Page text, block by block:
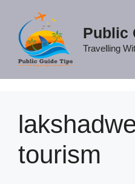
content
Public
Travelling
tourism